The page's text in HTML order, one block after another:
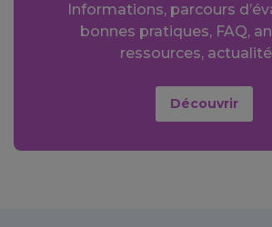
Informations, parcours
bonnes pratiques, FAQ,
ressources,
Découvrir